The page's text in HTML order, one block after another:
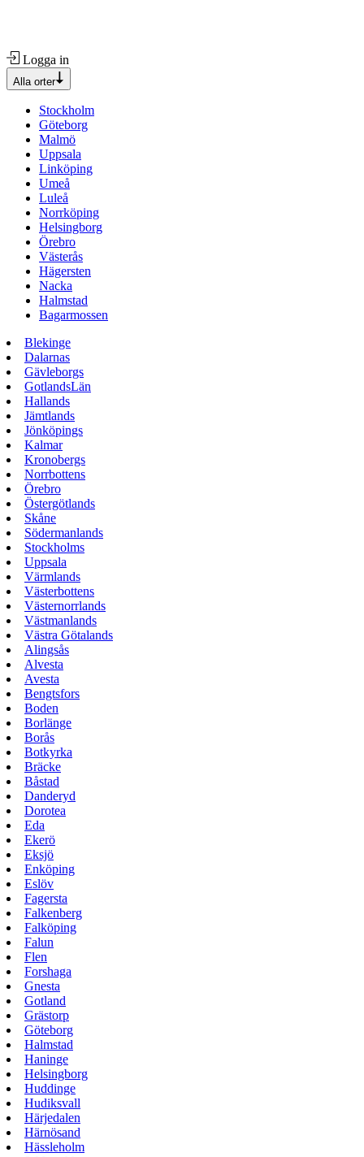
Logga in
Alla orter
Stockholm
Göteborg
Malmö
Uppsala
Linköping
Umeå
Luleå
Norrköping
Helsingborg
Örebro
Västerås
Hägersten
Nacka
Halmstad
Bagarmossen
Blekinge
Dalarnas
Gävleborgs
GotlandsLän
Hallands
Jämtlands
Jönköpings
Kalmar
Kronobergs
Norrbottens
Örebro
Östergötlands
Skåne
Södermanlands
Stockholms
Uppsala
Värmlands
Västerbottens
Västernorrlands
Västmanlands
Västra Götalands
Alingsås
Alvesta
Avesta
Bengtsfors
Boden
Borlänge
Borås
Botkyrka
Bräcke
Båstad
Danderyd
Dorotea
Eda
Ekerö
Eksjö
Enköping
Eslöv
Fagersta
Falkenberg
Falköping
Falun
Flen
Forshaga
Gnesta
Gotland
Grästorp
Göteborg
Halmstad
Haninge
Helsingborg
Huddinge
Hudiksvall
Härjedalen
Härnösand
Hässleholm